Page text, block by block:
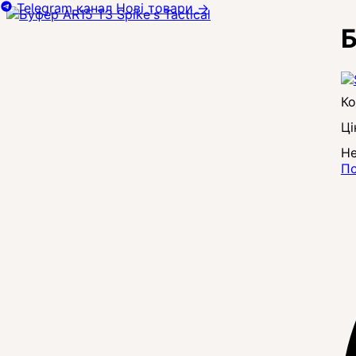
Telegram канал Нові товари→